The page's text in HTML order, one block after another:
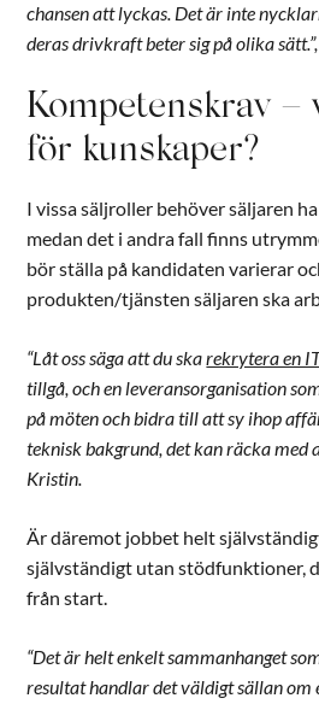
chansen att lyckas. Det är inte
deras drivkraft beter sig på olika sätt.”,
Kompetenskrav –
för kunskaper?
I vissa säljroller behöver säljaren
medan det i andra fall finns
bör ställa på kandidaten varierar
produkten/tjänsten säljaren ska
“Låt oss säga att du skarekrytera en
tillgå, och en leveransorganisation
på möten och bidra till att sy ihop
teknisk bakgrund, det kan räcka med
Kristin.
Är däremot jobbet helt
självständigt utan stödfunktioner,
från start.
“Det är helt enkelt sammanhanget
resultat handlar det väldigt sällan